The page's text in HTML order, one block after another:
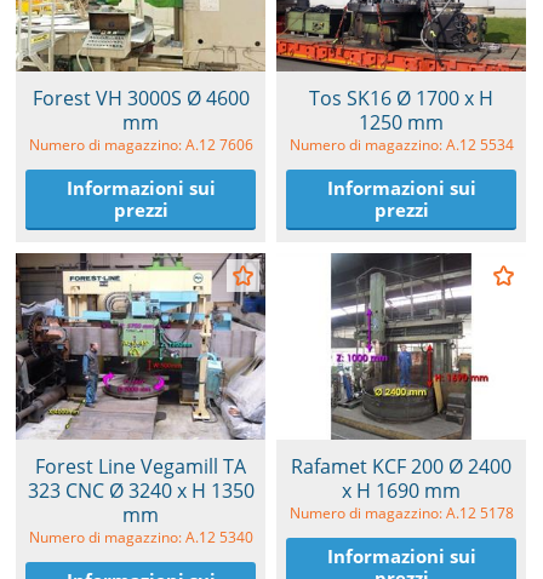
Forest VH 3000S Ø 4600
mm
Numero di magazzino: A.12 7606
Informazioni sui
prezzi
Tos SK16 Ø 1700 x H
1250 mm
Numero di magazzino: A.12 5534
Informazioni sui
prezzi
Forest Line Vegamill TA
323 CNC Ø 3240 x H 1350
mm
Numero di magazzino: A.12 5340
Rafamet KCF 200 Ø 2400
x H 1690 mm
Numero di magazzino: A.12 5178
Informazioni sui